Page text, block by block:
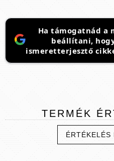
Ha támogatnád a
beállítani,
ismeretterjesztő
TERMÉK
ÉRTÉKELÉS